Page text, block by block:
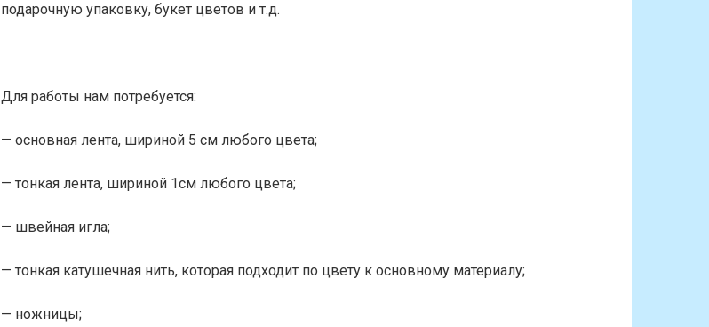
подарочную упаковку, букет цветов и т.д.
Для работы нам потребуется:
— основная лента, шириной 5 см любого цвета;
— тонкая лента, шириной 1см любого цвета;
— швейная игла;
— тонкая катушечная нить, которая подходит по цвету к основному материалу;
— ножницы;